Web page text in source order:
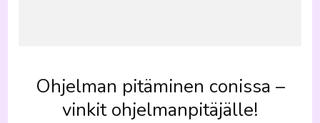
Ohjelman pitäminen conissa –
vinkit ohjelmanpitäjälle!